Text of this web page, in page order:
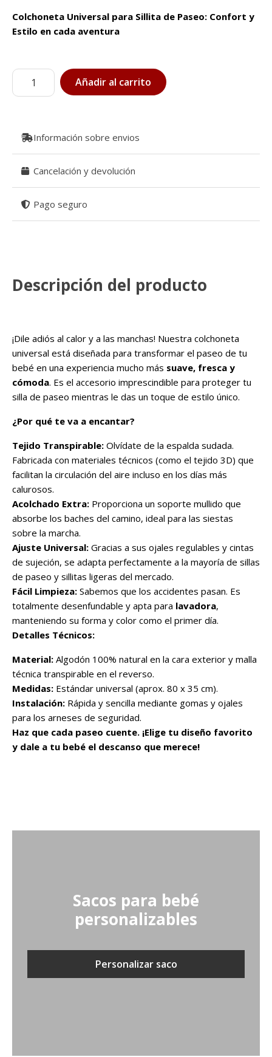
Colchoneta Universal para Sillita de Paseo: Confort y
Estilo en cada aventura
Colchoneta
para
lirio
Añadir al carrito
Información sobre envios
Cancelación y devolución
Pago seguro
Descripción del producto
¡Dile adiós al calor y a las manchas! Nuestra colchoneta
universal está diseñada para transformar el paseo de tu
bebé en una experiencia mucho más suave, fresca y
cómoda. Es el accesorio imprescindible para proteger tu
silla de paseo mientras le das un toque de estilo único.
¿Por qué te va a encantar?
Tejido Transpirable: Olvídate de la espalda sudada.
Fabricada con materiales técnicos (como el tejido 3D) que
facilitan la circulación del aire incluso en los días más
calurosos.
Acolchado Extra: Proporciona un soporte mullido que
absorbe los baches del camino, ideal para las siestas
sobre la marcha.
Ajuste Universal: Gracias a sus ojales regulables y cintas
de sujeción, se adapta perfectamente a la mayoría de sillas
de paseo y sillitas ligeras del mercado.
Fácil Limpieza: Sabemos que los accidentes pasan. Es
totalmente desenfundable y apta para lavadora,
manteniendo su forma y color como el primer día.
Detalles Técnicos:
Material: Algodón 100% natural en la cara exterior y malla
técnica transpirable en el reverso.
Medidas: Estándar universal (aprox. 80 x 35 cm).
Instalación: Rápida y sencilla mediante gomas y ojales
para los arneses de seguridad.
Haz que cada paseo cuente. ¡Elige tu diseño favorito
y dale a tu bebé el descanso que merece!
Sacos para bebé
personalizables
Personalizar saco